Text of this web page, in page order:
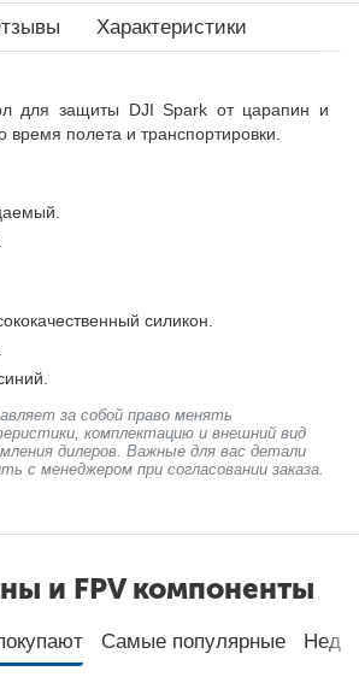
Характеристики
для защиты DJI Spark от царапин и
время полета и транспортировки.
силикон.
за собой право менять
комплектацию и внешний вид
дилеров. Важные для вас детали
с менеджером при согласовании заказа.
и FPV компоненты
Самые популярные